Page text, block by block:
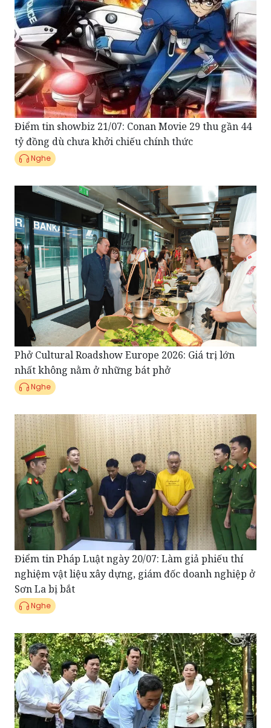
Điểm tin showbiz 21/07: Conan Movie 29 thu gần 44
tỷ đồng dù chưa khởi chiếu chính thức
Nghe
Phở Cultural Roadshow Europe 2026: Giá trị lớn
nhất không nằm ở những bát phở
Nghe
Điểm tin Pháp Luật ngày 20/07: Làm giả phiếu thí
nghiệm vật liệu xây dựng, giám đốc doanh nghiệp ở
Sơn La bị bắt
Nghe